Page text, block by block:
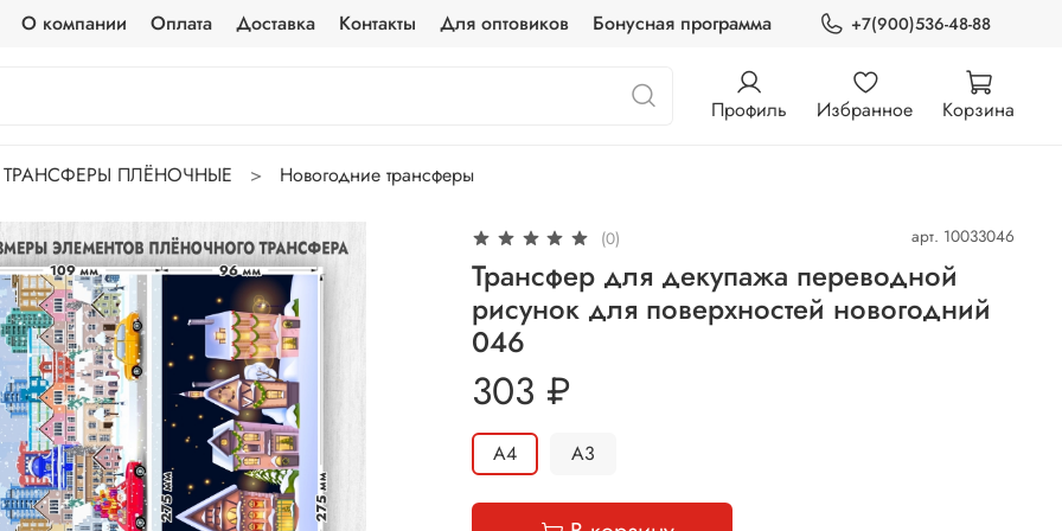
О компании Оплата Доставка Контакты Для оптовиков Бонусная программа +7(900)536-48-88
Профиль Избранное Корзина
ТРАНСФЕРЫ ПЛЁНОЧНЫЕ Новогодние трансферы
(0) арт. 10033046
Трансфер для декупажа переводной
рисунок для поверхностей новогодний
046
303 ₽
А4 А3